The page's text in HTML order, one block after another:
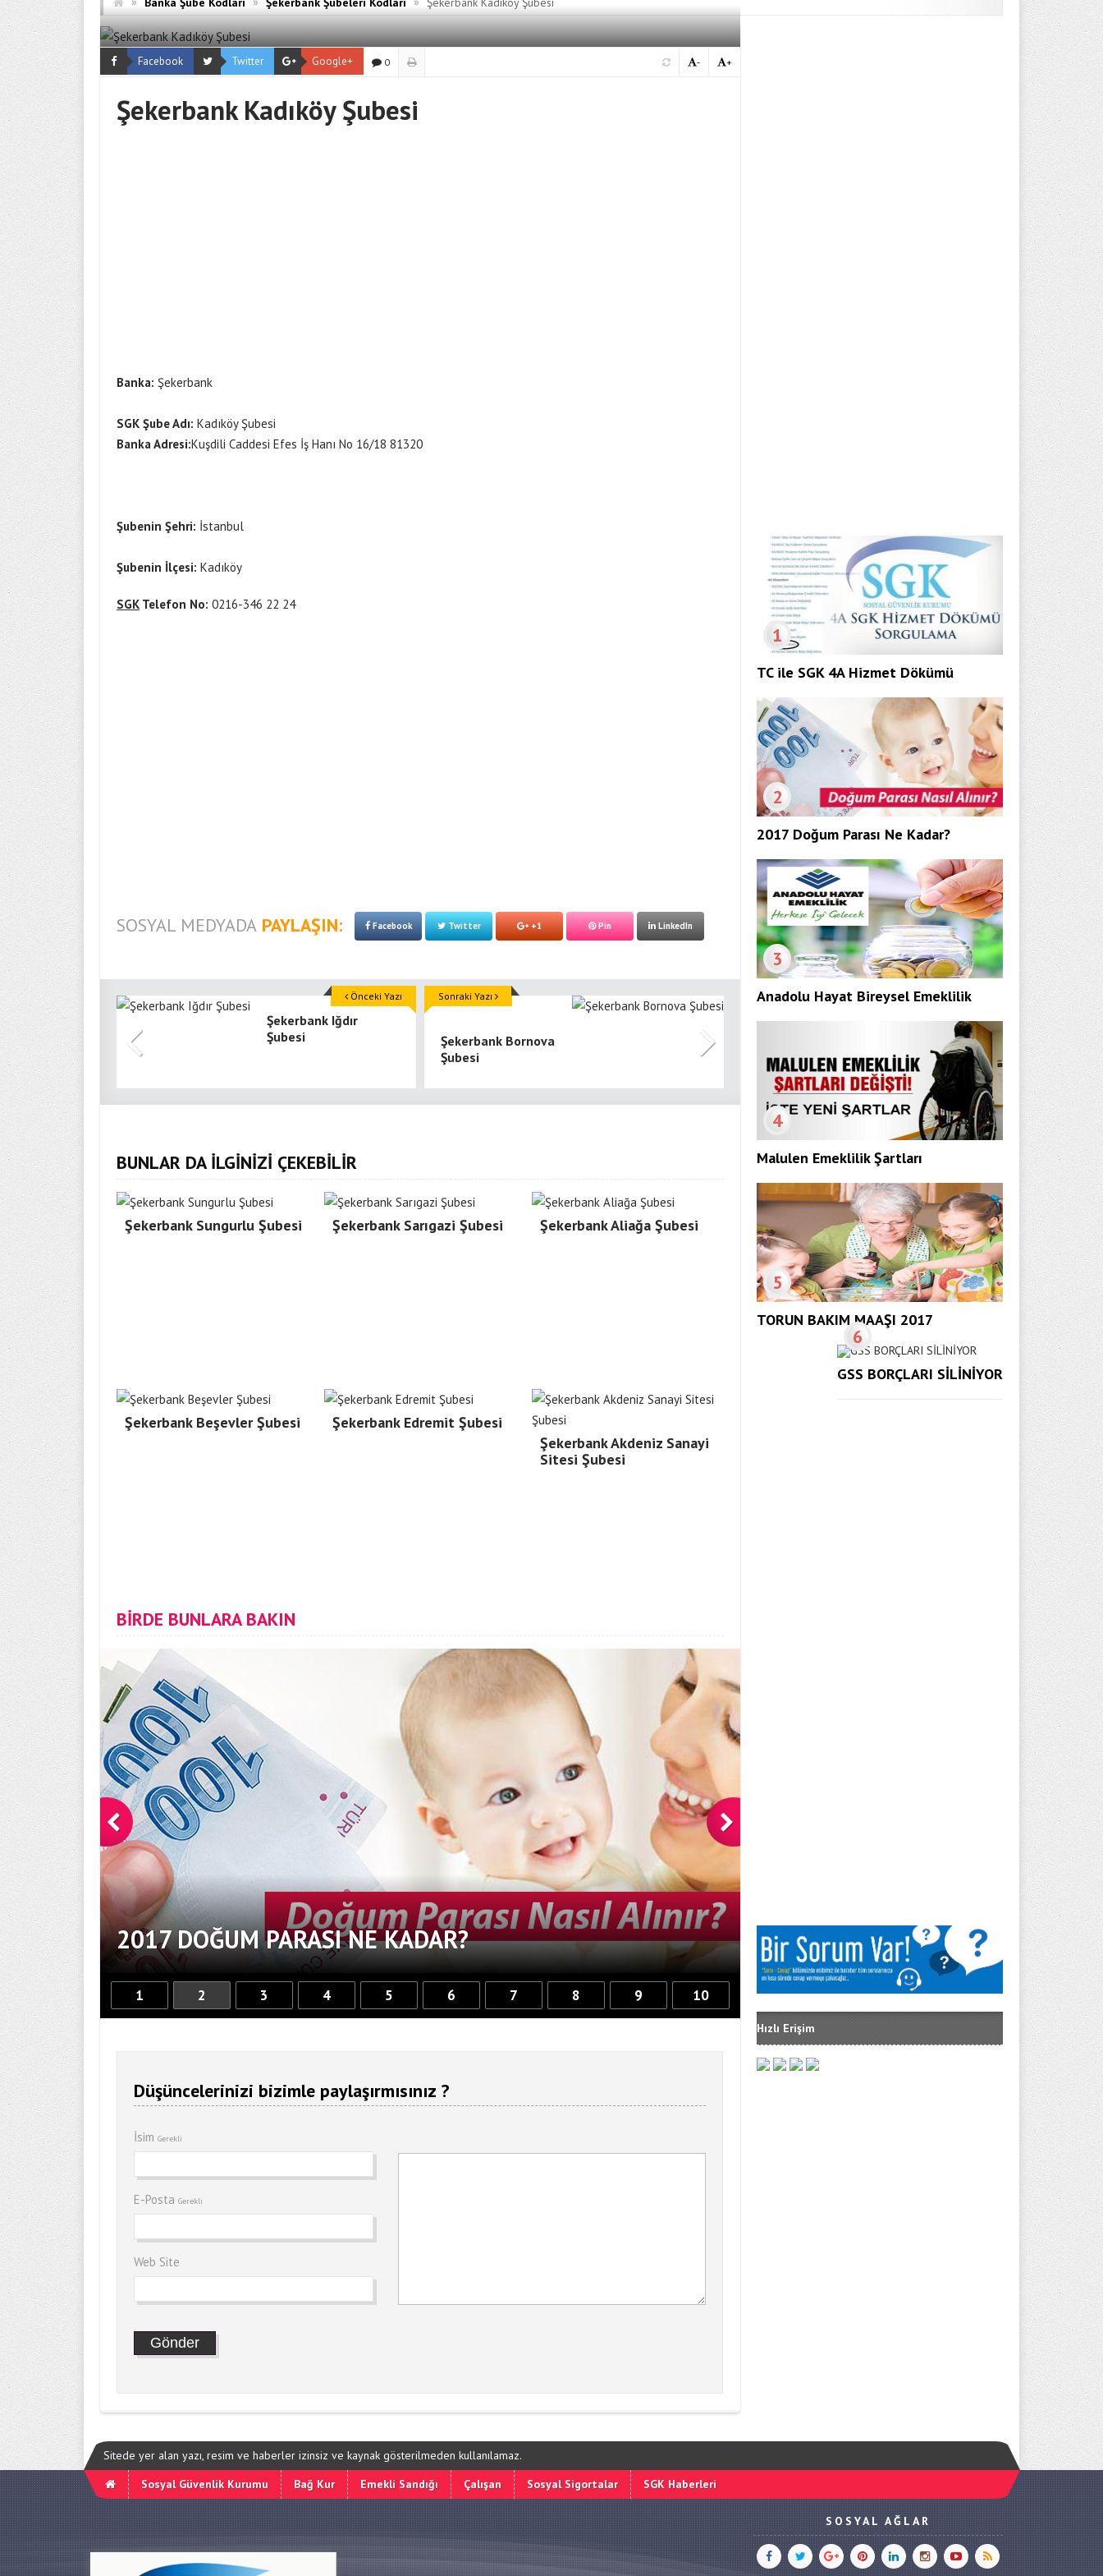
Facebook Twitter Google+ 0 +
-
Şekerbank Kadıköy Şubesi
Banka: Şekerbank
SGK Şube Adı: Kadıköy Şubesi
Banka Adresi:Kuşdili Caddesi Efes İş Hanı No 16/18 81320
Şubenin Şehri: İstanbul
Şubenin İlçesi: Kadıköy
SGK Telefon No: 0216-346 22 24
SOSYAL MEDYADA PAYLAŞIN: Facebook Twitter +1 Pin LinkedIn
Şekerbank Iğdır
Şubesi
Önceki Yazı
Şekerbank Bornova
Şubesi
Sonraki Yazı
BUNLAR DA İLGİNİZİ ÇEKEBİLİR
Şekerbank Sungurlu Şubesi Şekerbank Sarıgazi Şubesi Şekerbank Aliağa Şubesi
Şekerbank Beşevler Şubesi
Şekerbank Edremit Şubesi
Şekerbank Akdeniz Sanayi
Sitesi Şubesi
BİRDE BUNLARA BAKIN
2017 DOĞUM PARASI NE KADAR? GSS BORÇ SORGULAMA NASIL
1 2 3 4 5 6 7 8 9 10
Düşüncelerinizi bizimle paylaşırmısınız ?
İsim Gerekli
E-Posta Gerekli
Web Site
1
TC ile SGK 4A Hizmet Dökümü
2
2017 Doğum Parası Ne Kadar?
3
Anadolu Hayat Bireysel Emeklilik
4
Malulen Emeklilik Şartları
5
TORUN BAKIM MAAŞI 2017
6
GSS BORÇLARI SİLİNİYOR
Hızlı Erişim
Sitede yer alan yazı, resim ve haberler izinsiz ve kaynak gösterilmeden kullanılamaz.
Sosyal Güvenlik Kurumu
Bağ Kur Emekli Sandığı Çalışan Sosyal Sigortalar SGK Haberleri
SOSYAL AĞLAR